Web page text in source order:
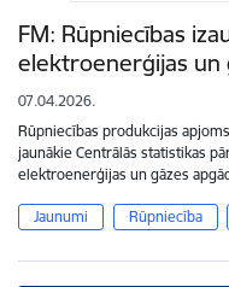
FM: Rūpniecības
elektroenerģijas un
07.04.2026.
Rūpniecības produkcijas
jaunākie Centrālās statistikas
elektroenerģijas un gāzes
Jaunumi Rūpniecība